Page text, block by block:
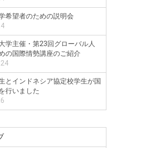
希望者のための説明会
学主催・第23回グローバル人
の国際情勢講座のご紹介
とインドネシア協定校学生が国
行いました